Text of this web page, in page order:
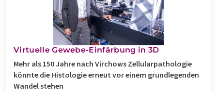
Virtuelle Gewebe-Einfärbung in 3D
Mehr als 150 Jahre nach Virchows Zellularpathologie
könnte die Histologie erneut vor einem grundlegenden
Wandel stehen